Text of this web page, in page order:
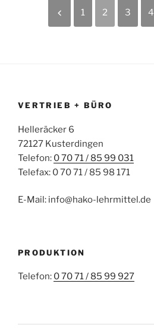
1 2 3 4
VERTRIEB + BÜRO
Helleräcker 6
72127 Kusterdingen
Telefon: 0 70 71 / 85 99 031
Telefax: 0 70 71 / 85 98 171
E-Mail: info@hako-lehrmittel.de
PRODUKTION
Telefon: 0 70 71 / 85 99 927